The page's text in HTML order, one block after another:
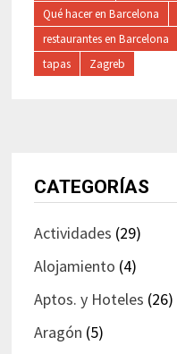
Qué hacer en Barcelona
restaurantes en Barcelona
tapas
Zagreb
CATEGORÍAS
Actividades (29)
Alojamiento (4)
Aptos. y Hoteles (26)
Aragón (5)